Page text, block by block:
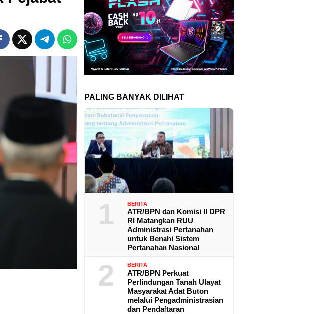
PALING BANYAK DILIHAT
1 BERITA
ATR/BPN dan Komisi II DPR
RI Matangkan RUU
Administrasi Pertanahan
untuk Benahi Sistem
Pertanahan Nasional
2 BERITA
ATR/BPN Perkuat
Perlindungan Tanah Ulayat
Masyarakat Adat Buton
melalui Pengadministrasian
dan Pendaftaran